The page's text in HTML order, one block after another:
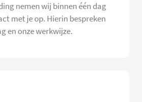
nemen wij binnen één dag
met je op. Hierin bespreken
en onze werkwijze.